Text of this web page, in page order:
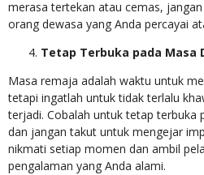
merasa tertekan atau cemas,
orang dewasa yang Anda percayai
Tetap Terbuka pada Masa
Masa remaja adalah waktu untuk
tetapi ingatlah untuk tidak terlalu
terjadi. Cobalah untuk tetap terbuka
dan jangan takut untuk mengejar
nikmati setiap momen dan ambil
pengalaman yang Anda alami.